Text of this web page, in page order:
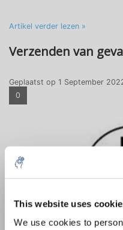
This website uses
We use cookies to
Artikel verder lezen »
Verzenden van
Geplaatst op 1 September
0